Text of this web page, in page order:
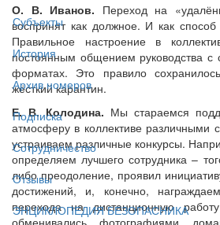
Субъекты
История
Архив номеров
Подписка
Сотрудничество
Отзывы
ЭНЦИКЛОПЕДИЯ БЕЗОПАСНИКА
О. В. Иванов. Переход на
воспринят как должное. И как
Правильное настроение в
постоянным общением руководства с
форматах. Это правило
жёсткий карантин.
Е. В. Колодина. Мы стараемся
атмосферу в коллективе различными
устраиваем различные конкурсы.
определяем лучшего сотрудника –
либо преодоление, проявил
достижений, и, конечно,
перехода на дистанционную
обменивались фотографиями